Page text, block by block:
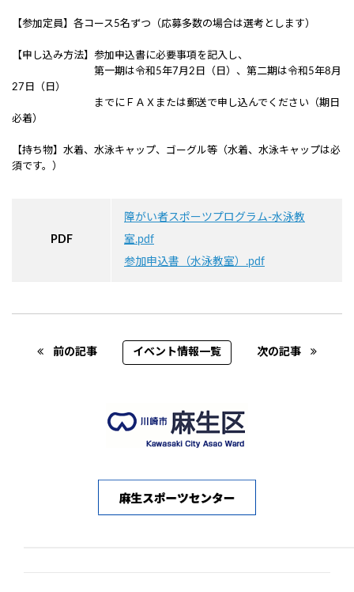
【参加定員】各コース5名ずつ（応募多数の場合は選考とします）
【申し込み方法】参加申込書に必要事項を記入し、
第一期は令和5年7月2日（日）、第二期は令和5年8月
27日（日）
までにＦＡＸまたは郵送で申し込んでください（期日
必着）
【持ち物】水着、水泳キャップ、ゴーグル等（水着、水泳キャップは必
須です。）
PDF
障がい者スポーツプログラム-水泳教
室.pdf
参加申込書（水泳教室）.pdf
Post navigation
前の記事 イベント情報一覧 次の記事